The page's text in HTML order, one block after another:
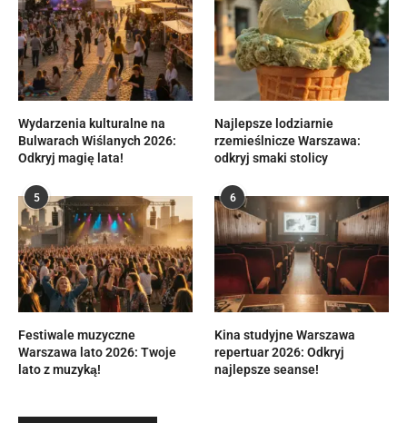
Wydarzenia kulturalne na
Bulwarach Wiślanych 2026:
Odkryj magię lata!
Najlepsze lodziarnie
rzemieślnicze Warszawa:
odkryj smaki stolicy
5
Festiwale muzyczne
Warszawa lato 2026: Twoje
lato z muzyką!
6
Kina studyjne Warszawa
repertuar 2026: Odkryj
najlepsze seanse!